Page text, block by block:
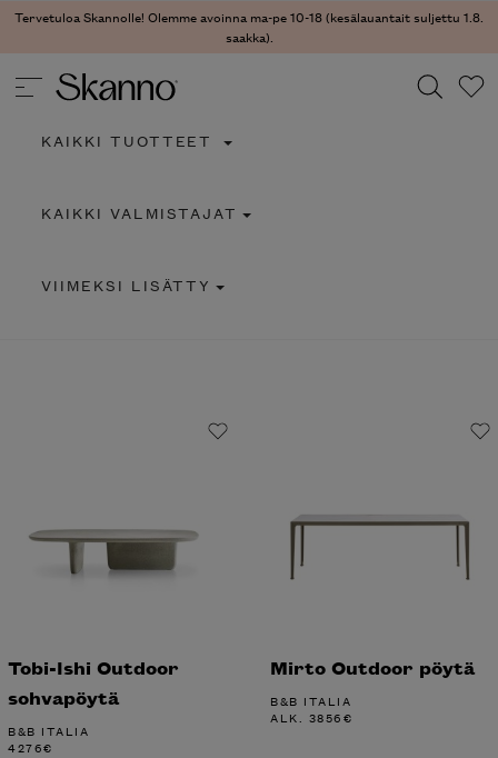
Tervetuloa Skannolle! Olemme avoinna ma-pe 10-18 (kesälauantait suljettu 1.8.
saakka).
Type 2 or more characters for results.
KAIKKI TUOTTEET
KAIKKI VALMISTAJAT
VIIMEKSI LISÄTTY
Tobi-Ishi Outdoor
sohvapöytä
B&B ITALIA
4276€
Mirto Outdoor pöytä
B&B ITALIA
ALK. 3856€